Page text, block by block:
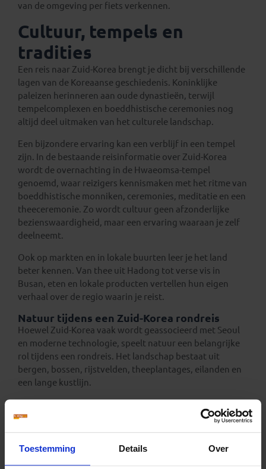
Toestemming Details Over
van de omgeving per fiets verkennen.
Cultuur, tempels en
tradities
Een reis naar Zuid-Korea brengt je dicht bij verschillende
lagen van de Koreaanse geschiedenis. Koninklijke
paleizen herinneren aan oude dynastieën, terwijl
tempelcomplexen en boeddhistische ceremonies nog
altijd deel uitmaken van het culturele landschap.
Een bijzondere ervaring kan een verblijf in een tempel
zijn. In de bestaande reisinformatie over Zuid-Korea
wordt de overnachting in de Hwaeomsa-tempel
genoemd, waar reizigers kennismaken met het ritme van
boeddhistische monniken, ceremonies, meditatie en een
theeceremonie. Zo wordt cultuur geen afzonderlijke
bezienswaardigheid, maar een ervaring waaraan je zelf
deelneemt.
Ook op markten en in lokale buurten leer je het land
beter kennen. Van thee uit Hadong tot verse vis in
Busan, eten en lokale producten vertellen hun eigen
verhaal over de regio waarin je reist.
Natuur tijdens een Zuid-Korea rondreis
Hoewel Zuid-Korea vaak wordt geassocieerd met Seoul
en moderne technologie, speelt natuur een belangrijke
rol tijdens een rondreis. Het landschap bestaat uit
bergen, bossen, rijstvelden, theeplantages, eilanden en
een lange kustlijn.
berggebied. Aan de zuidkust bieden plaatsen als Yeosu
en Geumodo uitzichten over zee, kliffen en eilanden.
Rond Gyeongju vormen rijstvelden, bossen en bergen
het decor voor tempels en historische resten.